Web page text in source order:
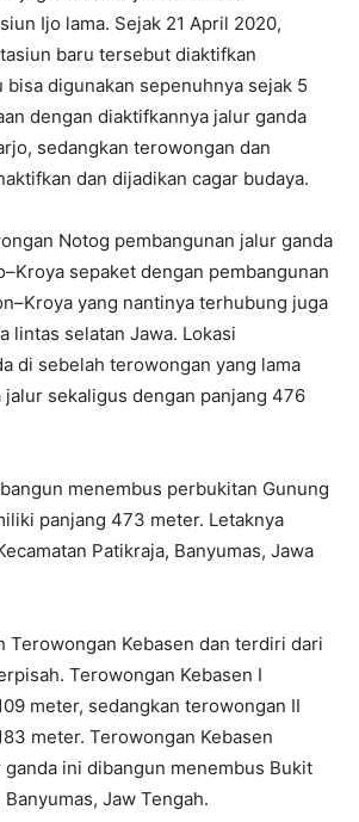
Ijo lama. Sejak 21 April 2020,
baru tersebut diaktifkan
bisa digunakan sepenuhnya sejak 5
dengan diaktifkannya jalur ganda
sedangkan terowongan dan
dan dijadikan cagar budaya.
Notog pembangunan jalur ganda
sepaket dengan pembangunan
yang nantinya terhubung juga
lintas selatan Jawa. Lokasi
di sebelah terowongan yang lama
jalur sekaligus dengan panjang 476
menembus perbukitan Gunung
panjang 473 meter. Letaknya
Patikraja, Banyumas, Jawa
Terowongan Kebasen dan terdiri dari
Terowongan Kebasen I
meter, sedangkan terowongan II
meter. Terowongan Kebasen
ini dibangun menembus Bukit
Jaw Tengah.